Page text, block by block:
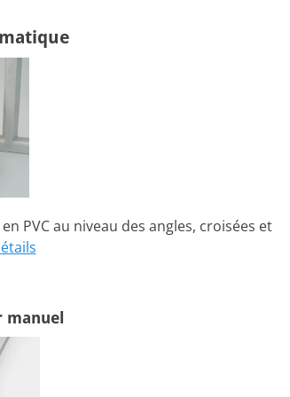
PVC au niveau des angles, croisées et
manuel